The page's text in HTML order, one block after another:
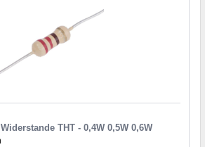
Widerstande THT - 0,4W 0,5W 0,6W